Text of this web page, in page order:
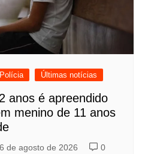
Polícia Últimas notícias
anos é apreendido
menino de 11 anos
6 de agosto de 2026 0